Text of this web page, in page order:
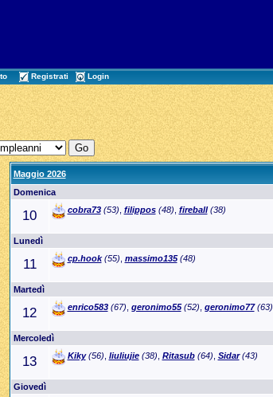
Registrati Login
Maggio 2026
Domenica
10 cobra73(53), filippos(48), fireball(38)
Lunedì
11 cp.hook(55), massimo135(48)
Martedì
12 enrico583(67), geronimo55(52), geronimo77(63)
Mercoledì
13 Kiky(56), liuliujie(38), Ritasub(64), Sidar(43)
Giovedì